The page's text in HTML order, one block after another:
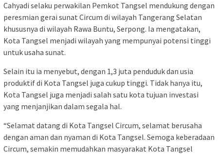
Cahyadi selaku perwakilan Pemkot Tangsel mendukung dengan
peresmian gerai sunat Circum di wilayah Tangerang Selatan
khususnya di wilayah Rawa Buntu, Serpong. Ia mengatakan,
Kota Tangsel menjadi wilayah yang mempunyai potensi tinggi
untuk usaha sunat.
Selain itu ia menyebut, dengan 1,3 juta penduduk dan usia
produktif di Kota Tangsel juga cukup tinggi. Tidak hanya itu,
Kota Tangsel juga menjadi salah satu kota tujuan investasi
yang menjanjikan dalam segala hal.
“Selamat datang di Kota Tangsel Circum, selamat berusaha
dengan aman dan nyaman di Kota Tangsel. Semoga keberadaan
Circum, semakin memudahkan masyarakat Kota Tangsel